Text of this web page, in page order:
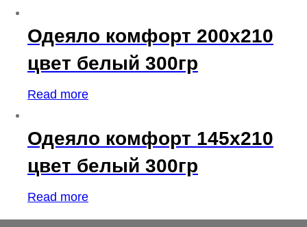
Одеяло комфорт 200х210
цвет белый 300гр
Read more
Одеяло комфорт 145х210
цвет белый 300гр
Read more